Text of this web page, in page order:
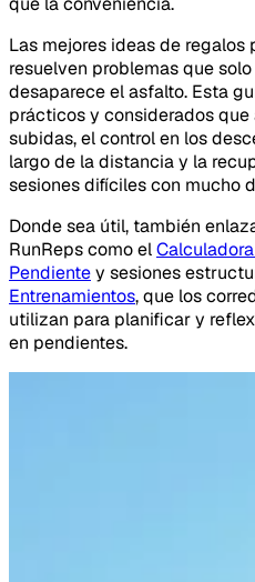
Las mejores ideas de regalos
resuelven problemas que
desaparece el asfalto. Esta
prácticos y considerados
subidas, el control en los
largo de la distancia y la
sesiones difíciles con mucho
Donde sea útil, también
RunReps como el
Pendientey sesiones
Entrenamientos, que los
utilizan para planificar y
en pendientes.